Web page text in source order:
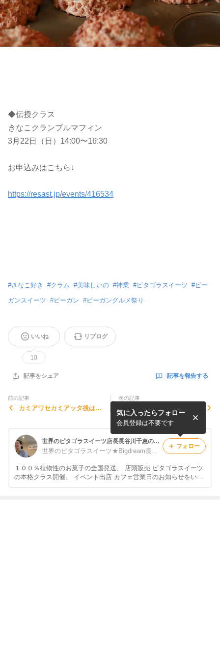
◆伝授クラス
きなこクランブルマフィン
3月 22 日（日） 14:00〜16:30
お申込みはこちら ↓
https://resast.jp/events/416534
#きなこ好き #クラム #美味しいの #神業 #ピタゴラスイーツ #ビー
ガンスイーツ #ビーガン #ビーガングルメ祭り
いいね
10
リブログ
記事をシェア 記事を報告する
前の記事
カミアワセカミアッタ後は、
次の記事
【カミアワセ】息の仕方が変
わったら、生き方がかわっ
た！
世界のピタゴラスイーツ店長長谷川千恵のブログ☆100%植物性のお菓子☆
１００％植物性のお菓子の全国発送、 店頭販売 ピタゴラスイーツ
の本格クラス開催、 イベント出店 カフェ営業日のお知らせをいた
します。
気に入ったらフォロー
会員登録は不要です
フォロー